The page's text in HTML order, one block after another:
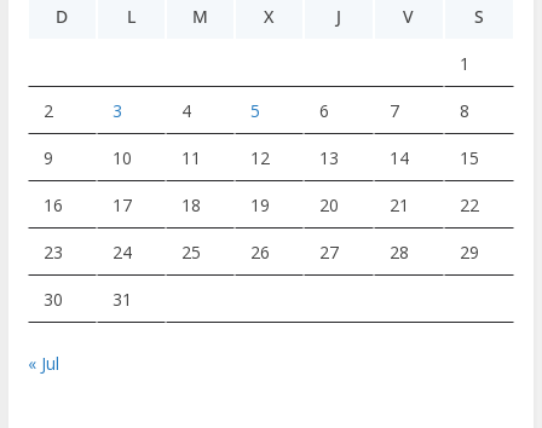
D
L M X J V S
1
2 3 4 5 6 7 8
9 10 11 12 13 14 15
16 17 18 19 20 21 22
23 24 25 26 27 28 29
30 31
« Jul